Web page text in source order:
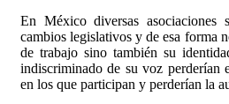
En México diversas asociaciones
cambios legislativos y de esa forma
de trabajo sino también su
indiscriminado de su voz perderían
en los que participan y perderían la